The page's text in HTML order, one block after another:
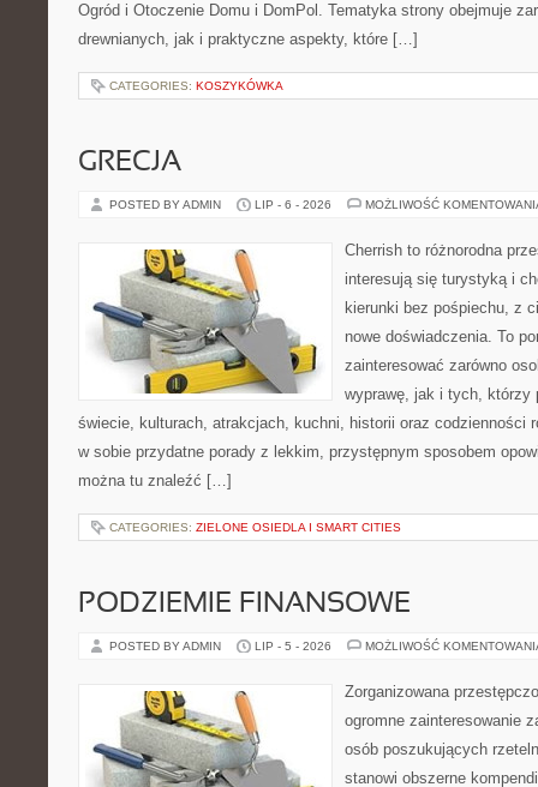
Ogród i Otoczenie Domu i DomPol. Tematyka strony obejmuje
drewnianych, jak i praktyczne aspekty, które […]
CATEGORIES: KOSZYKÓWKA
GRECJA
POSTED BY ADMIN LIP - 6 - 2026 MOŻLIWOŚĆ
Cherrish to różnorodna
interesują się turystyką i
kierunki bez pośpiechu, z
nowe doświadczenia. To
zainteresować zarówno
wyprawę, jak i tych, którzy
świecie, kulturach, atrakcjach, kuchni, historii oraz codzienności
w sobie przydatne porady z lekkim, przystępnym sposobem
można tu znaleźć […]
CATEGORIES: ZIELONE OSIEDLA I SMART CITIES
PODZIEMIE FINANSOWE
POSTED BY ADMIN LIP - 5 - 2026 MOŻLIWOŚĆ
Zorganizowana
ogromne zainteresowanie
osób poszukujących
stanowi obszerne